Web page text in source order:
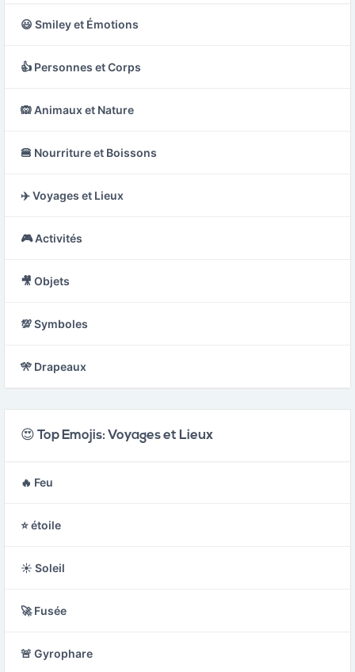
😃 Smiley et Émotions
👍 Personnes et Corps
🙉 Animaux et Nature
🍔 Nourriture et Boissons
✈️ Voyages et Lieux
🎮 Activités
🎥 Objets
💯 Symboles
🎌 Drapeaux
😍 Top Emojis: Voyages et Lieux
🔥 Feu
⭐ étoile
☀️ Soleil
🚀 Fusée
🚨 Gyrophare